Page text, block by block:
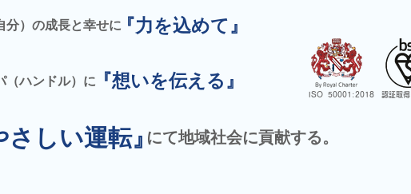
分）の成長と幸せに『力を込めて』
（ハンドル）に『想いを伝える』
ISO 50001:2018 認証取得
さしい運転』にて地域社会に貢献する。